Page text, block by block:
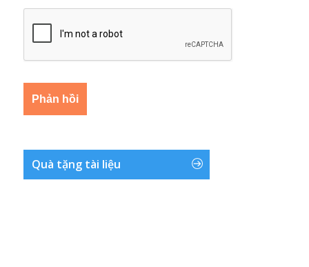
Quà tặng tài liệu